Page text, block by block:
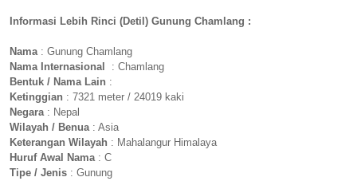
Informasi Lebih Rinci (Detil) Gunung Chamlang :
Nama: Gunung Chamlang
Nama Internasional
: Chamlang
Bentuk / Nama Lain :
Ketinggian : 7321 meter / 24019 kaki
Negara: Nepal
Wilayah / Benua: Asia
Keterangan Wilayah : Mahalangur Himalaya
Huruf Awal Nama: C
Tipe / Jenis : Gunung